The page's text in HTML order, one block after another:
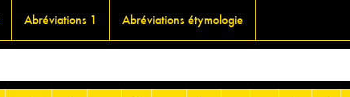
Abréviations 1 Abréviations étymologie